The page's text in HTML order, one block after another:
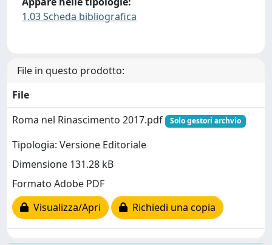
1.03 Scheda bibliografica
File in questo prodotto:
File
Roma nel Rinascimento 2017.pdf
Solo gestori archvio
Tipologia: Versione Editoriale
Dimensione 131.28 kB
Formato Adobe PDF
Visualizza/Apri
Richiedi una copia